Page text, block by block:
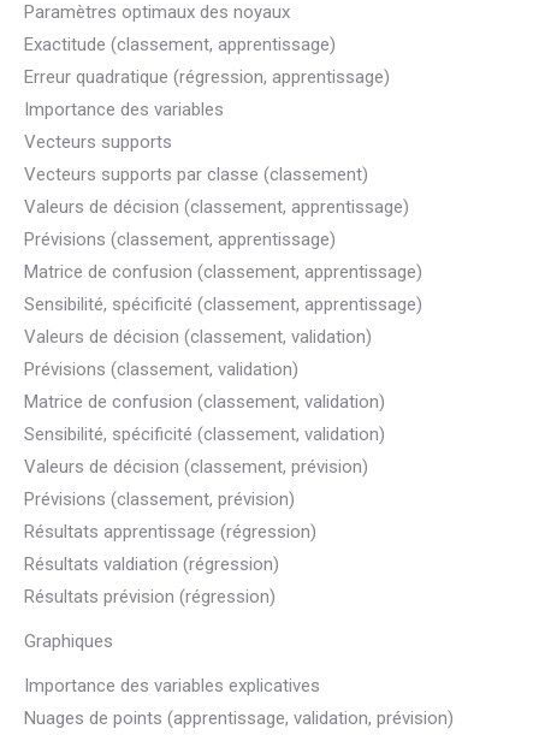
Paramètres optimaux des noyaux
Exactitude (classement, apprentissage)
Erreur quadratique (régression, apprentissage)
Importance des variables
Vecteurs supports
Vecteurs supports par classe (classement)
Valeurs de décision (classement, apprentissage)
Prévisions (classement, apprentissage)
Matrice de confusion (classement, apprentissage)
Sensibilité, spécificité (classement, apprentissage)
Valeurs de décision (classement, validation)
Prévisions (classement, validation)
Matrice de confusion (classement, validation)
Sensibilité, spécificité (classement, validation)
Valeurs de décision (classement, prévision)
Prévisions (classement, prévision)
Résultats apprentissage (régression)
Résultats valdiation (régression)
Résultats prévision (régression)
Graphiques
Importance des variables explicatives
Nuages de points (apprentissage, validation, prévision)